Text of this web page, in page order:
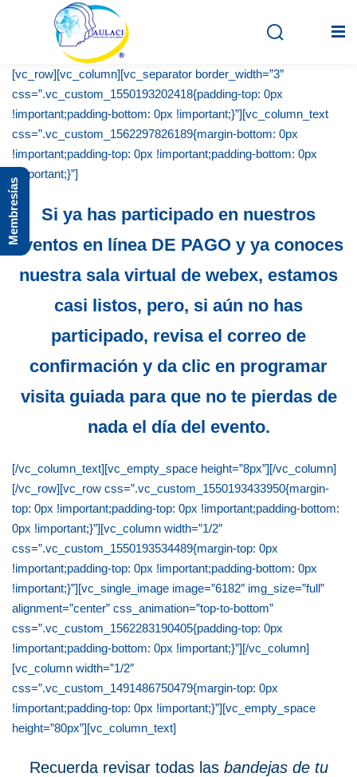
Inicio
En vivo
Registro
Iniciar sesión
[vc_row][vc_column][vc_separator border_width=”3″
css=”.vc_custom_1550193202418{padding-top: 0px
!important;padding-bottom: 0px !important;}”][vc_column_text
css=”.vc_custom_1562297826189{margin-bottom: 0px
!important;padding-top: 0px !important;padding-bottom: 0px
!important;}”]
Si ya has participado en nuestros
eventos en línea DE PAGO y ya conoces
nuestra sala virtual de webex, estamos
casi listos, pero, si aún no has
participado, revisa el correo de
confirmación y da clic en programar
visita guiada para que no te pierdas de
nada el día del evento.
[/vc_column_text][vc_empty_space height=”8px”][/vc_column]
[/vc_row][vc_row css=”.vc_custom_1550193433950{margin-
top: 0px !important;padding-top: 0px !important;padding-bottom:
0px !important;}”][vc_column width=”1/2″
css=”.vc_custom_1550193534489{margin-top: 0px
!important;padding-top: 0px !important;padding-bottom: 0px
!important;}”][vc_single_image image=”6182″ img_size=”full”
alignment=”center” css_animation=”top-to-bottom”
css=”.vc_custom_1562283190405{padding-top: 0px
!important;padding-bottom: 0px !important;}”][/vc_column]
[vc_column width=”1/2″
css=”.vc_custom_1491486750479{margin-top: 0px
!important;padding-top: 0px !important;}”][vc_empty_space
height=”80px”][vc_column_text]
Recuerda revisar todas las bandejas de tu
Membresías